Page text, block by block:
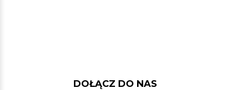
DOŁĄCZ DO NAS